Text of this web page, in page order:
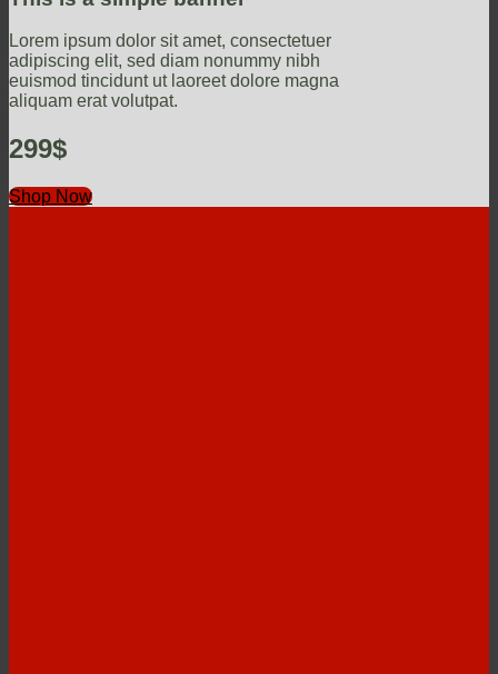
Lorem ipsum dolor sit amet, consectetuer
adipiscing elit, sed diam nonummy nibh
euismod tincidunt ut laoreet dolore magna
aliquam erat volutpat.
299$
Shop Now